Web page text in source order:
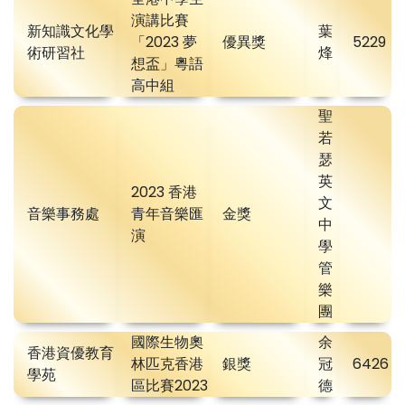
新知識文化學
術研習社
演講比賽
「2023 夢
想盃」粵語
高中組
優異獎
葉
烽
5229
音樂事務處
2023 香港
青年音樂匯
演
金獎
聖
若
瑟
英
文
中
學
管
樂
團
香港資優教育
學苑
國際生物奧
林匹克香港
區比賽2023
銀獎
余
冠
德
6426